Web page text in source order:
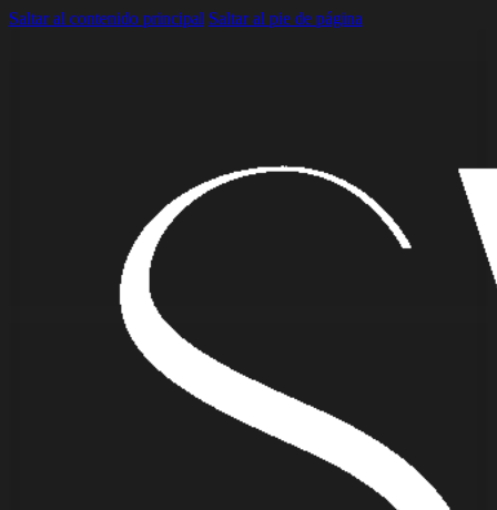
Saltar al contenido principal Saltar al pie de página